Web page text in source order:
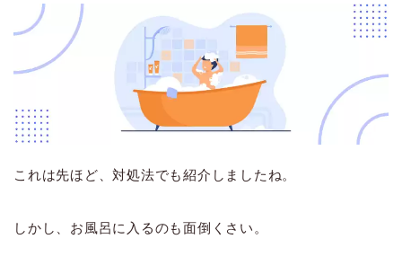
これは先ほど、対処法でも紹介しましたね。
しかし、お風呂に入るのも面倒くさい。